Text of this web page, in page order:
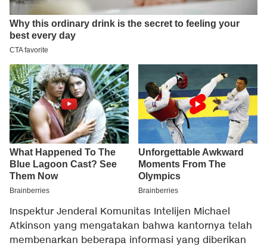
Inspektur Jenderal Komunitas Intelijen Michael
Atkinson yang mengatakan bahwa kantornya telah
membenarkan beberapa informasi yang diberikan